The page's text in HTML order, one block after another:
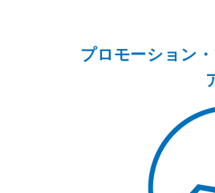
プロモーション